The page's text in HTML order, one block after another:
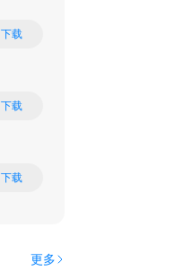
下载
下载
下载
更多